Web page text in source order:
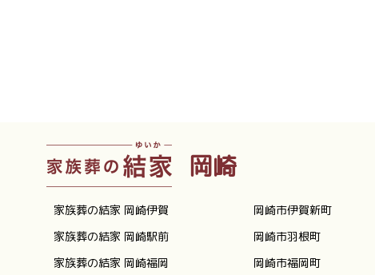
岡崎
家族葬の結家 岡崎伊賀
岡崎市伊賀新町
家族葬の結家 岡崎駅前
岡崎市羽根町
家族葬の結家 岡崎福岡
岡崎市福岡町